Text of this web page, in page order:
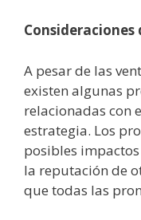
Consideraciones
A pesar de las
existen algunas
relacionadas con
estrategia. Los
posibles
la reputación de
que todas las